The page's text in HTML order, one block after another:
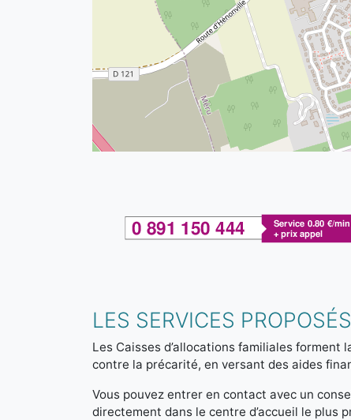
LES SERVICES
Les Caisses d’allocations familiales
contre la précarité, en versant des aides
Vous pouvez entrer en contact avec un
directement dans le centre d’accueil le plus